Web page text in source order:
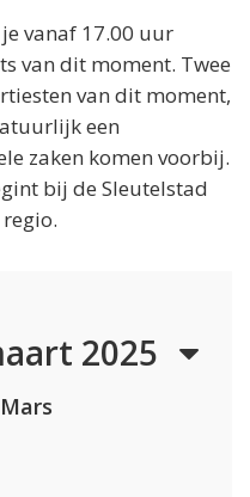
vanaf 17.00 uur
van dit moment. Twee
van dit moment,
een
zaken komen voorbij.
bij de Sleutelstad
2025